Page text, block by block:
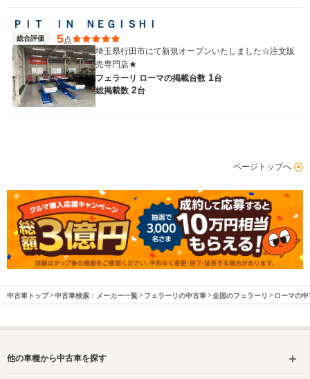
ＰＩＴ ＩＮ ＮＥＧＩＳＨＩ
総合評価 5点
埼玉県行田市にて新規オープンいたしました☆注文販
売専門店★
フェラーリ ローマの掲載台数 1台
総掲載数 2台
ページトップへ
中古車トップ 中古車検索：メーカー一覧 フェラーリの中古車 全国のフェラーリ ローマの
他の車種から中古車を探す